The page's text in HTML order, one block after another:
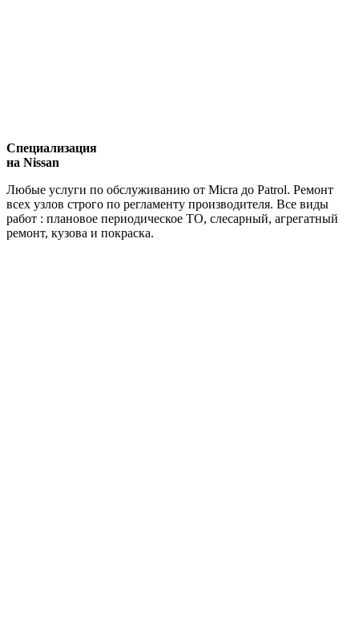
Специализация
на Nissan
Любые услуги по обслуживанию от Micra до Patrol. Ремонт
всех узлов строго по регламенту производителя. Все виды
работ : плановое периодическое ТО, слесарный, агрегатный
ремонт, кузова и покраска.